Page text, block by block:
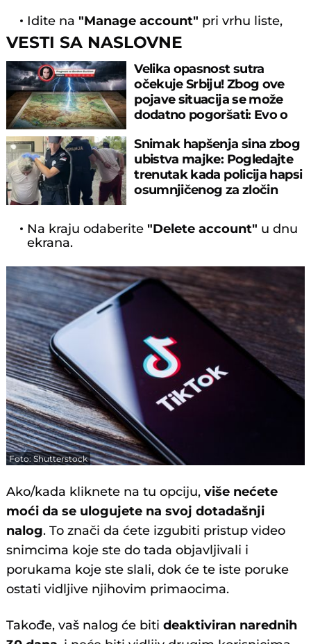
Idite na "Manage account" pri vrhu liste,
VESTI SA NASLOVNE
Velika opasnost sutra
očekuje Srbiju! Zbog ove
pojave situacija se može
dodatno pogoršati: Evo o
Snimak hapšenja sina zbog
ubistva majke: Pogledajte
trenutak kada policija hapsi
osumnjičenog za zločin
Na kraju odaberite "Delete account" u dnu
ekrana.
Foto: Shutterstock
Ako/kada kliknete na tu opciju,više nećete
moći da se ulogujete na svoj dotadašnji
nalog. To znači da ćete izgubiti pristup video
snimcima koje ste do tada objavljivali i
porukama koje ste slali, dok će te iste poruke
ostati vidljive njihovim primaocima.
Takođe, vaš nalog će bitideaktiviran narednih